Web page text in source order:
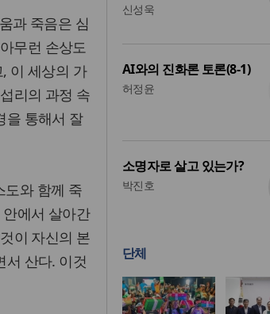
과 죽음은 심
무런 손상도
이 세상의 가
리의 과정 속
을 통해서 잘
도와 함께 죽
에서 살아간
이 자신의 본
서 산다. 이것
신성욱
AI와의 진화론 토론(8-1)
허정윤
소명자로 살고 있는가?
박진호
단체